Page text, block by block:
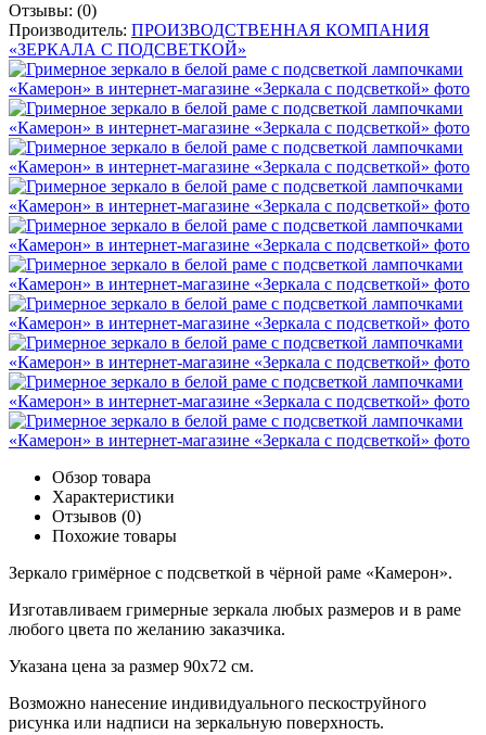
Отзывы: (0)
Производитель: ПРОИЗВОДСТВЕННАЯ КОМПАНИЯ
«ЗЕРКАЛА С ПОДСВЕТКОЙ»
Обзор товара
Характеристики
Отзывов (0)
Похожие товары
Зеркало гримёрное с подсветкой в чёрной раме «Камерон».
Изготавливаем гримерные зеркала любых размеров и в раме
любого цвета по желанию заказчика.
Указана цена за размер 90х72 см.
Возможно нанесение индивидуального пескоструйного
рисунка или надписи на зеркальную поверхность.